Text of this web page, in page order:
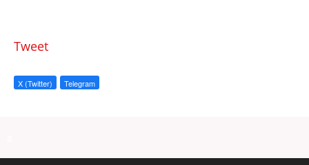
Tweet
X (Twitter) Telegram